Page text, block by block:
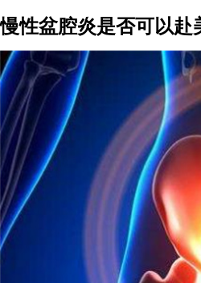
慢性盆腔炎是否可以赴